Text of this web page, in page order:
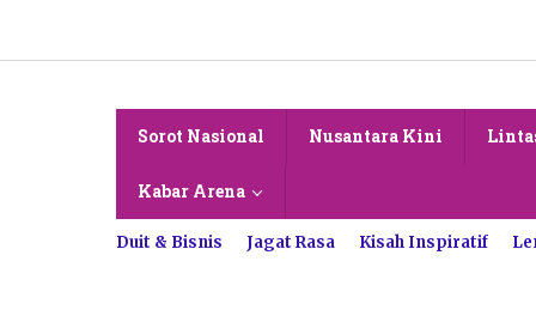
konten
Sorot Nasional Nusantara Kini
Kabar Arena
Duit & Bisnis Jagat Rasa Kisah Inspiratif